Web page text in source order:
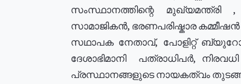
സംസ്ഥാനത്തിന്റെ മുഖ്യമന്ത്രി
സാമാജികൻ, ഭരണപരിഷ്കാര
സഥാപക നേതാവ്, പോളിറ്റ്
ദേശാഭിമാനി പത്രാധിപർ,
പ്രസ്ഥാനങ്ങളുടെ നായകത്വം